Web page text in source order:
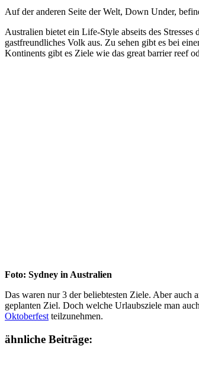
Auf der anderen Seite der Welt, Down Under,
Australien bietet ein Life-Style abseits des
gastfreundliches Volk aus. Zu sehen gibt es bei
Kontinents gibt es Ziele wie das great barrier reef
Foto: Sydney in Australien
Das waren nur 3 der beliebtesten Ziele. Aber auch
geplanten Ziel. Doch welche Urlaubsziele man
Oktoberfest teilzunehmen.
ähnliche Beiträge: